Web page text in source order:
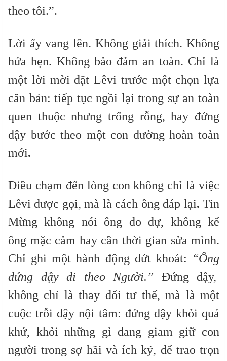
theo tôi.”.
Lời ấy vang lên. Không giải thích. Không
hứa hẹn. Không bảo đảm an toàn. Chỉ là
một lời mời đặt Lêvi trước một chọn lựa
căn bản:tiếp tục ngồi lại trong sự an toàn
quen thuộc nhưng trống rỗng, hay đứng
dậy bước theo một con đường hoàn toàn
mới.
Điều chạm đến lòng con không chỉ là việc
Lêvi được gọi, mà là cách ông đáp lại. Tin
Mừng không nói ông do dự, không kể
ông mặc cảm hay cần thời gian sửa mình.
Chỉ ghi một hành động dứt khoát: “Ông
đứng dậy đi theo Người.” Đứng dậy,
không chỉ là thay đổi tư thế, mà là một
cuộc trỗi dậy nội tâm: đứng dậy khỏi quá
khứ, khỏi những gì đang giam giữ con
người trong sợ hãi và ích kỷ, để trao trọn